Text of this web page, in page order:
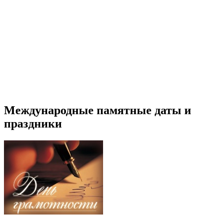
Международные памятные даты и
праздники